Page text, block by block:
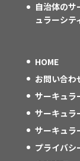
自治体のサ
ュラーシテ
HOME
お問い合わ
サーキュラ
サーキュラ
サーキュラ
プライバシ